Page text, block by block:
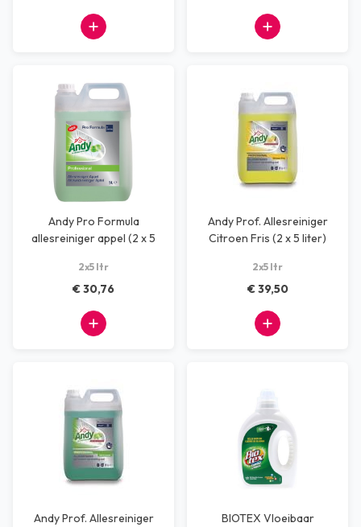
Andy Pro Formula
allesreiniger appel (2 x 5
2x5 ltr
€ 30,76
Andy Prof. Allesreiniger
Citroen Fris (2 x 5 liter)
2x5 ltr
€ 39,50
Andy Prof. Allesreiniger
BIOTEX Vloeibaar